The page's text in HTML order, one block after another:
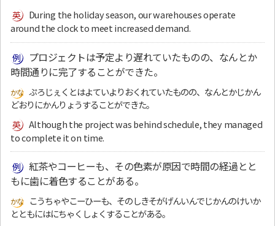
During the holiday season, our warehouses operate
around the clock to meet increased demand.
プロジェクトは予定より遅れていたものの、なんとか
時間通りに完了することができた。
ぷろじぇくとはよていよりおくれていたものの、なんとかじかん
どおりにかんりょうすることができた。
Although the project was behind schedule, they managed
to complete it on time.
紅茶やコーヒーも、その色素が原因で時間の経過とと
もに歯に着色することがある。
こうちゃやこーひーも、そのしきそがげんいんでじかんのけいか
とともにはにちゃくしょくすることがある。